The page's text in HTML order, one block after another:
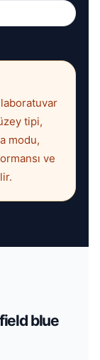
tipi,
modu,
ve
blue